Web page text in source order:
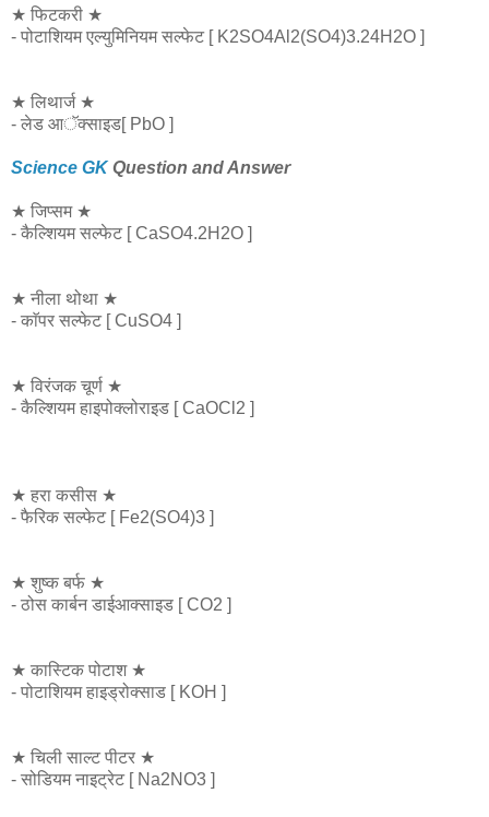
★ फिटकरी ★
- पोटाशियम एल्युमिनियम सल्फेट [ K2SO4Al2(SO4)3.24H2O ]
★ लिथार्ज ★
- लेड आॅक्साइड[ PbO ]
Science GKQuestion and Answer
★ जिप्सम ★
- कैल्शियम सल्फेट [ CaSO4.2H2O ]
★ नीला थोथा ★
- काॅपर सल्फेट [ CuSO4 ]
★ विरंजक चूर्ण ★
- कैल्शियम हाइपोक्लोराइड [ CaOCl2 ]
★ हरा कसीस ★
- फैरिक सल्फेट [ Fe2(SO4)3 ]
★ शुष्क बर्फ ★
- ठोस कार्बन डाईआक्साइड [ CO2 ]
★ कास्टिक पोटाश ★
- पोटाशियम हाइड्रोक्साड [ KOH ]
★ चिली साल्ट पीटर ★
- सोडियम नाइट्रेट [ Na2NO3 ]